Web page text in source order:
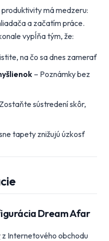
má medzeru:
a začatím práce.
vypĺňa tým, že:
na čo sa dnes zamerať
– Poznámky bez
sústredení skôr,
tapety znižujú úzkosť
Dream Afar
z Internetového obchodu